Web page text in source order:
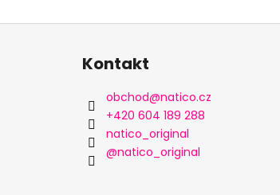
Z
Kontakt
obchod@natico.cz
+420 604 189 288
natico_original
@natico_original